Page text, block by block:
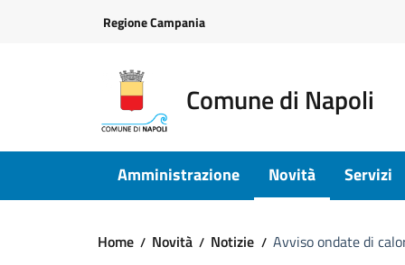
Regione Campania
Comune di Napoli
Amministrazione Novità Servizi
Home Novità Notizie Avviso ondate di